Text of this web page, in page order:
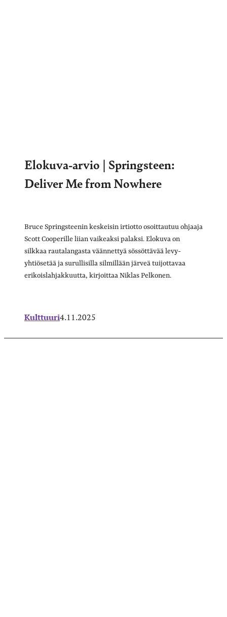
Elokuva-arvio | Springsteen:
Deliver Me from Nowhere
Bruce Springsteenin keskeisin irtiotto osoittautuu ohjaaja
Scott Cooperille liian vaikeaksi palaksi. Elokuva on
silkkaa rautalangasta väännettyä sössöttävää levy-
yhtiösetää ja surullisilla silmillään järveä tuijottavaa
erikoislahjakkuutta, kirjoittaa Niklas Pelkonen.
Kulttuuri4.11.2025